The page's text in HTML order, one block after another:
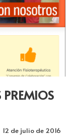
12 de julio de 2016